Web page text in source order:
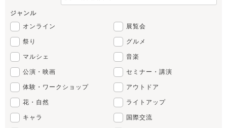
ジャンル
オンライン
展覧会
祭り グルメ
マルシェ 音楽
公演・映画 セミナー・講演
体験・ワークショップ アウトドア
花・自然 ライトアップ
キャラ 国際交流